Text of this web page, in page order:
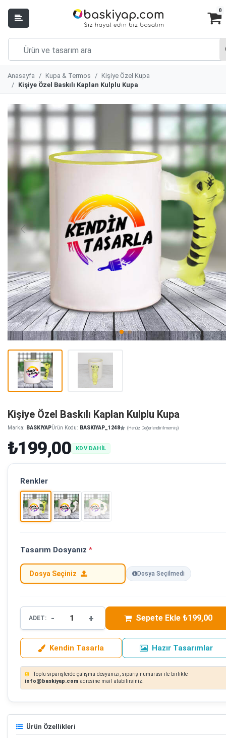
0
Anasayfa Kupa & Termos
Kişiye Özel Kupa
Kişiye Özel Baskılı Kaplan Kulplu Kupa
Kişiye Özel Baskılı Kaplan Kulplu Kupa
Marka: BASKIYAPÜrün Kodu: BASKIYAP_1248 (Henüz Değerlendirilmemiş)
₺199,00 KDV DAHİL
Renkler
Tasarım Dosyanız *
Dosya Seçiniz Dosya Seçilmedi
ADET: - + Sepete Ekle ₺199,00
Kendin Tasarla Hazır Tasarımlar
Toplu siparişlerde çalışma dosyanızı, sipariş numarası ile birlikte
info@baskiyap.com adresine mail atabilirsiniz.
Ürün Özellikleri